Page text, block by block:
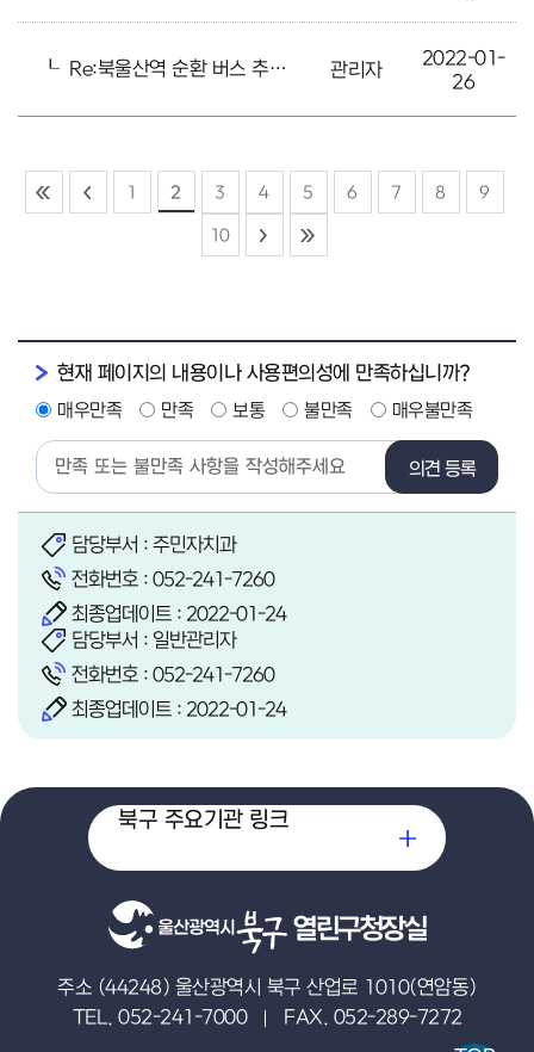
┖ Re:북울산역 순환 버스 추가 증설 관리자
2022-01-
26
1 2 3 4 5 6 7 8 9
10
현재 페이지의 내용이나 사용편의성에 만족하십니까?
매우만족 만족 보통 불만족 매우불만족
의견 등록
담당부서 : 주민자치과
전화번호 : 052-241-7260
최종업데이트 : 2022-01-24
담당부서 : 일반관리자
전화번호 : 052-241-7260
최종업데이트 : 2022-01-24
열린구청장실
주소 (44248) 울산광역시 북구 산업로 1010(연암동)
TEL. 052-241-7000
FAX. 052-289-7272
북구 주요기관 링크